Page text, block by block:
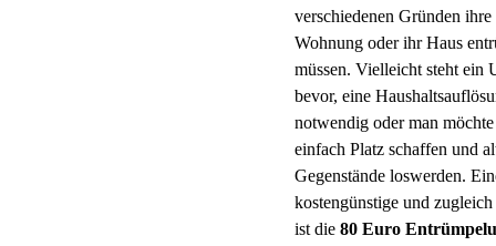
verschiedenen Gründen ihre
Wohnung oder ihr Haus
müssen. Vielleicht steht ein
bevor, eine
notwendig oder man möchte
einfach Platz schaffen und
Gegenstände loswerden.
kostengünstige und
ist die 80 Euro